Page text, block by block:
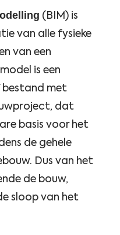
(BIM) is
van alle fysieke
van een
is een
bestand met
dat
basis voor het
de gehele
Dus van het
de bouw,
sloop van het